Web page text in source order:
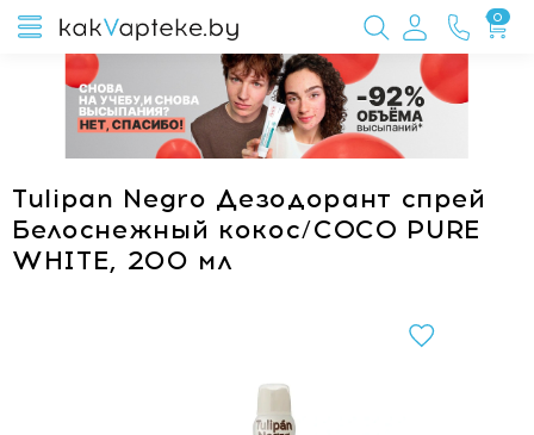
0
Tulipan Negro Дезодорант спрей
Белоснежный кокос/COCO PURE
WHITE, 200 мл